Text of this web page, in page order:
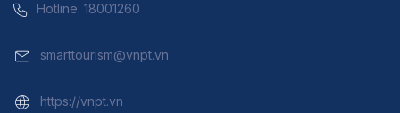
Hotline: 18001260
smarttourism@vnpt.vn
https://vnpt.vn